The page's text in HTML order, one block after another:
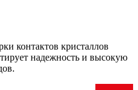
контактов кристаллов
надежность и высокую